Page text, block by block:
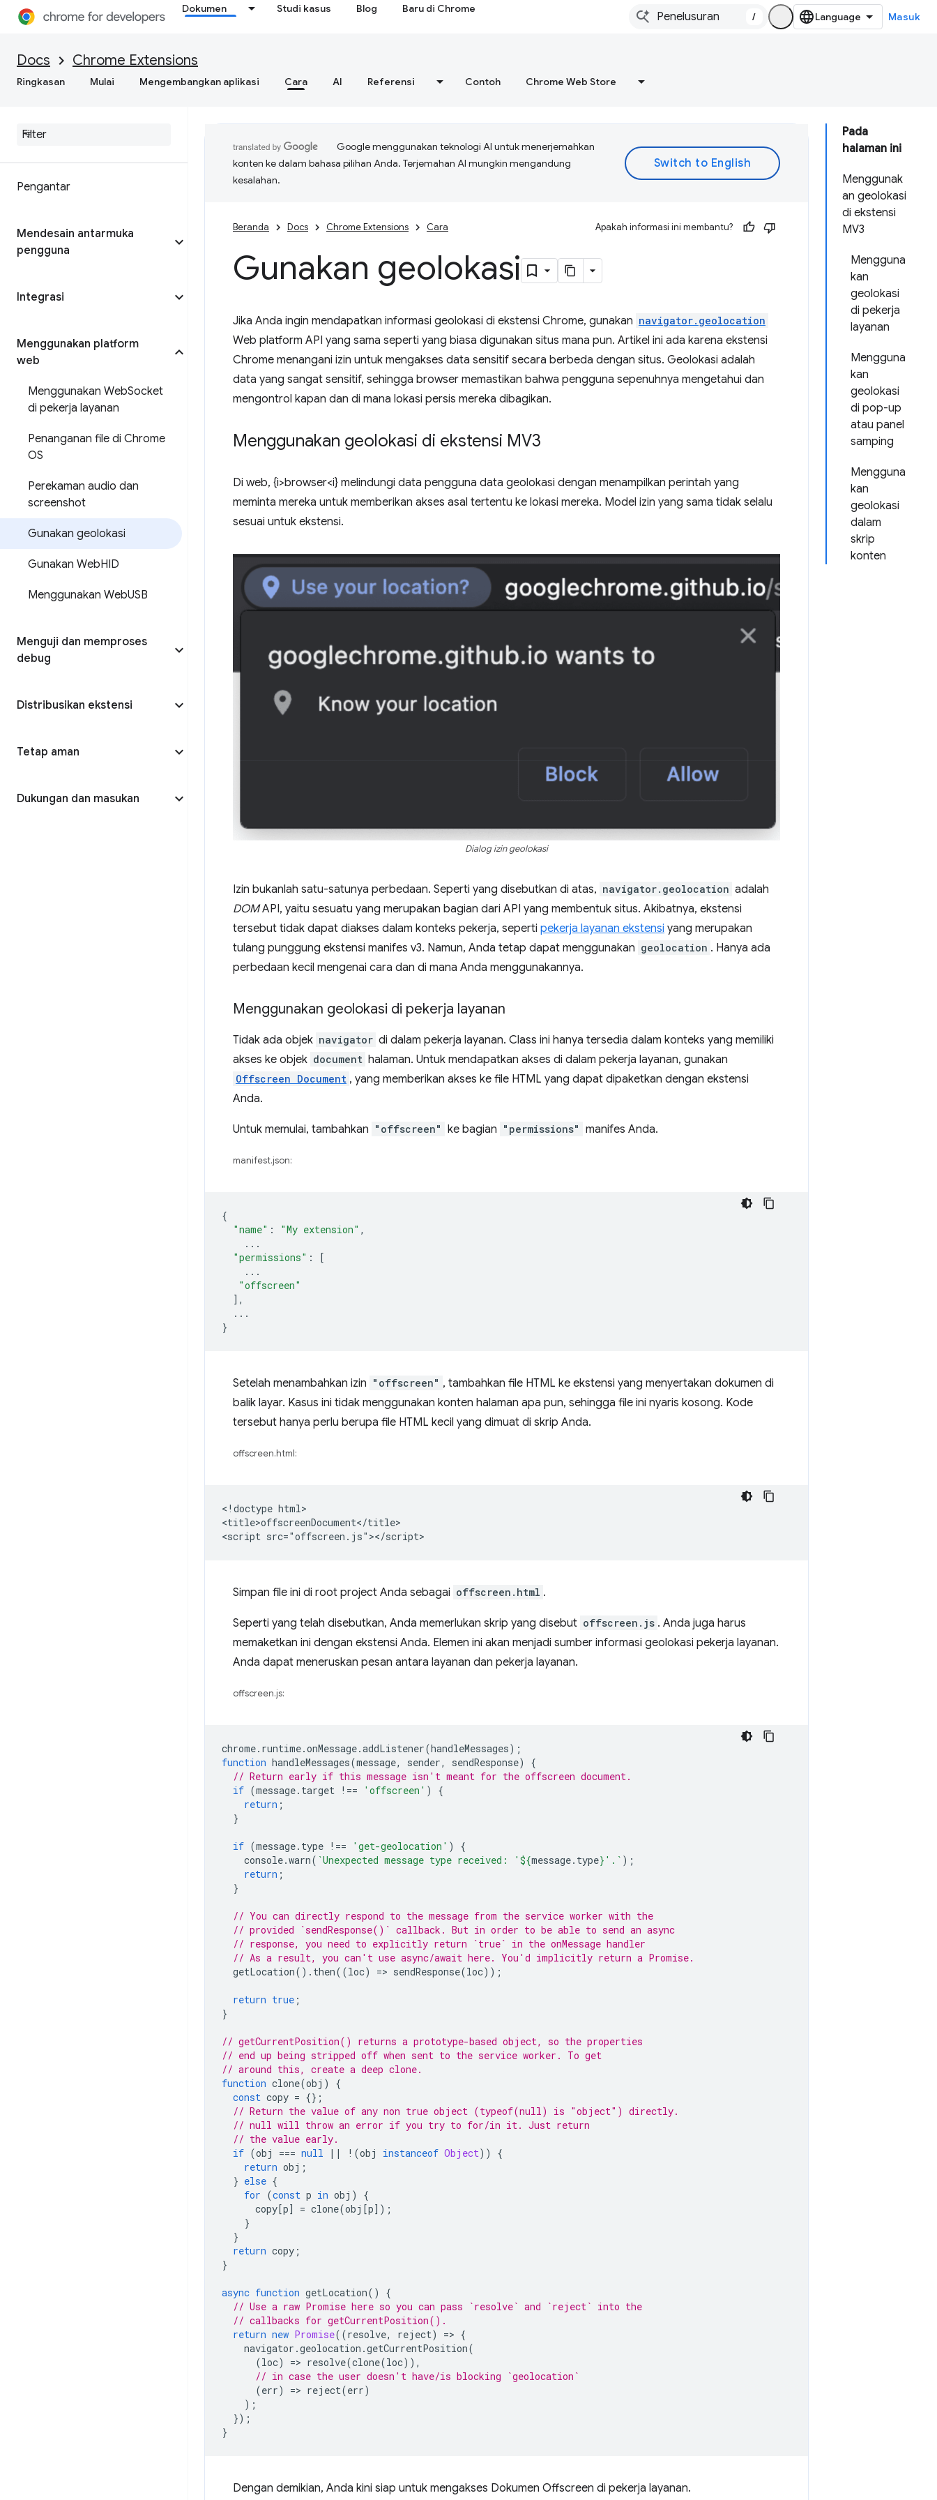
Dokumen Studi kasus Blog Baru di Chrome
/ Masuk
Docs Chrome Extensions
Ringkasan Mulai Mengembangkan aplikasi Cara AI Referensi Contoh Chrome Web Store
Pengantar
Mendesain antarmuka
pengguna
Integrasi
Menggunakan platform
web
Menggunakan WebSocket
di pekerja layanan
Penanganan file di Chrome
OS
Perekaman audio dan
screenshot
Gunakan geolokasi
Gunakan WebHID
Menggunakan WebUSB
Menguji dan memproses
debug
Distribusikan ekstensi
Tetap aman
Dukungan dan masukan
Pada
halaman ini
Menggunak
an geolokasi
di ekstensi
MV3
Mengguna
kan
geolokasi
di pekerja
layanan
Mengguna
kan
geolokasi
di pop-up
atau panel
samping
Mengguna
kan
geolokasi
dalam
skrip
konten
Google menggunakan teknologi AI untuk menerjemahkan
konten ke dalam bahasa pilihan Anda. Terjemahan AI mungkin mengandung
kesalahan.
Beranda Docs Chrome Extensions Cara Apakah informasi ini membantu?
Gunakan geolokasi
Jika Anda ingin mendapatkan informasi geolokasi di ekstensi Chrome, gunakan navigator.geolocation
Web platform API yang sama seperti yang biasa digunakan situs mana pun. Artikel ini ada karena ekstensi
Chrome menangani izin untuk mengakses data sensitif secara berbeda dengan situs. Geolokasi adalah
data yang sangat sensitif, sehingga browser memastikan bahwa pengguna sepenuhnya mengetahui dan
mengontrol kapan dan di mana lokasi persis mereka dibagikan.
Menggunakan geolokasi di ekstensi MV3
Di web, {i>browser<i} melindungi data pengguna data geolokasi dengan menampilkan perintah yang
meminta mereka untuk memberikan akses asal tertentu ke lokasi mereka. Model izin yang sama tidak selalu
sesuai untuk ekstensi.
Dialog izin geolokasi
Izin bukanlah satu-satunya perbedaan. Seperti yang disebutkan di atas, navigator.geolocation adalah
DOMAPI, yaitu sesuatu yang merupakan bagian dari API yang membentuk situs. Akibatnya, ekstensi
tersebut tidak dapat diakses dalam konteks pekerja, seperti pekerja layanan ekstensi yang merupakan
tulang punggung ekstensi manifes v3. Namun, Anda tetap dapat menggunakan geolocation . Hanya ada
perbedaan kecil mengenai cara dan di mana Anda menggunakannya.
Menggunakan geolokasi di pekerja layanan
Tidak ada objek navigator di dalam pekerja layanan. Class ini hanya tersedia dalam konteks yang memiliki
akses ke objek document halaman. Untuk mendapatkan akses di dalam pekerja layanan, gunakan
Offscreen Document , yang memberikan akses ke file HTML yang dapat dipaketkan dengan ekstensi
Anda.
Untuk memulai, tambahkan "offscreen" ke bagian "permissions" manifes Anda.
manifest.json:
{
"name" : "My extension" ,
...
"permissions" :
[
...
"offscreen"
],
...
}
Setelah menambahkan izin "offscreen" , tambahkan file HTML ke ekstensi yang menyertakan dokumen di
balik layar. Kasus ini tidak menggunakan konten halaman apa pun, sehingga file ini nyaris kosong. Kode
tersebut hanya perlu berupa file HTML kecil yang dimuat di skrip Anda.
offscreen.html:
<!doctype html>
<title>offscreenDocument</title>
Simpan file ini di root project Anda sebagai offscreen.html .
Seperti yang telah disebutkan, Anda memerlukan skrip yang disebut offscreen.js . Anda juga harus
memaketkan ini dengan ekstensi Anda. Elemen ini akan menjadi sumber informasi geolokasi pekerja layanan.
Anda dapat meneruskan pesan antara layanan dan pekerja layanan.
offscreen.js:
chrome. runtime.onMessage.addListener(handleMessages);
function handleMessages(message, sender, sendResponse)
{
// Return early if this message isn't meant for the offscreen document.
if (message. target !== 'offscreen' )
{
return ;
}
if (message. type !== 'get-geolocation' )
{
console.warn( `Unexpected message type received: ' ${message. type} '.` );
return ;
}
// You can directly respond to the message from the service worker with the
// provided `sendResponse()` callback. But in order to be able to send an async
// response, you need to explicitly return `true` in the onMessage handler
// As a result, you can't use async/await here. You'd implicitly return a Promise.
getLocation(). then((loc) => sendResponse(loc));
return true ;
}
// getCurrentPosition() returns a prototype-based object, so the properties
// end up being stripped off when sent to the service worker. To get
// around this, create a deep clone.
function clone(obj )
{
const copy = {};
// Return the value of any non true object (typeof(null) is "object") directly.
// null will throw an error if you try to for/in it. Just return
// the value early.
if (obj === null || ! (obj instanceof Object))
{
return obj ;
} else {
for (const p in obj )
{
copy[p] = clone(obj [p]);
}
}
return copy ;
}
async function getLocation()
{
// Use a raw Promise here so you can pass `resolve` and `reject` into the
// callbacks for getCurrentPosition().
return new Promise((resolve, reject) => {
navigator .geolocation .getCurrentPosition(
(loc) => resolve(clone(loc)),
// in case the user doesn't have/is blocking `geolocation`
(err) => reject(err)
);
});
}
Dengan demikian, Anda kini siap untuk mengakses Dokumen Offscreen di pekerja layanan.